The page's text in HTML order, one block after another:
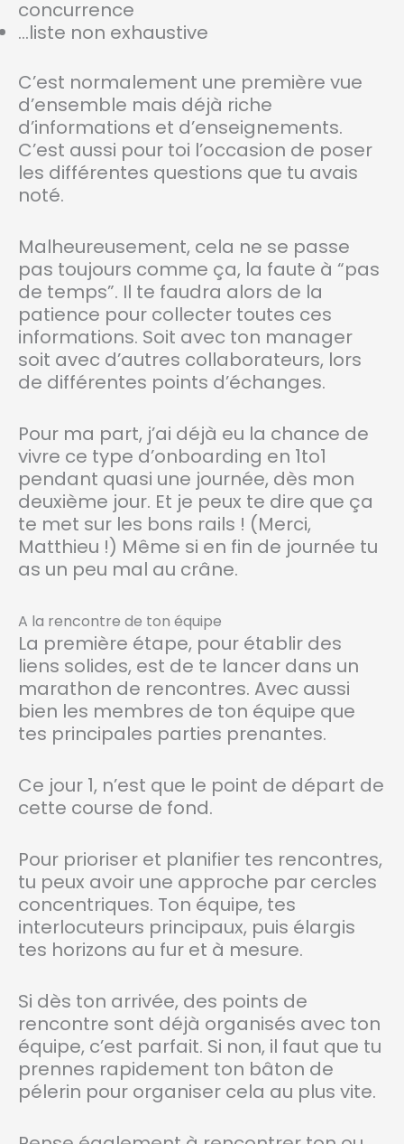
concurrence
…liste non exhaustive
C’est normalement une première vue
d’ensemble mais déjà riche
d’informations et d’enseignements.
C’est aussi pour toi l’occasion de poser
les différentes questions que tu avais
noté.
Malheureusement, cela ne se passe
pas toujours comme ça, la faute à “pas
de temps”. Il te faudra alors de la
patience pour collecter toutes ces
informations. Soit avec ton manager
soit avec d’autres collaborateurs, lors
de différentes points d’échanges.
Pour ma part, j’ai déjà eu la chance de
vivre ce type d’onboarding en 1to1
pendant quasi une journée, dès mon
deuxième jour. Et je peux te dire que ça
te met sur les bons rails ! (Merci,
Matthieu !) Même si en fin de journée tu
as un peu mal au crâne.
A la rencontre de ton équipe
La première étape, pour établir des
liens solides, est de te lancer dans un
marathon de rencontres. Avec aussi
bien les membres de ton équipe que
tes principales parties prenantes.
Ce jour 1, n’est que le point de départ de
cette course de fond.
Pour prioriser et planifier tes rencontres,
tu peux avoir une approche par cercles
concentriques. Ton équipe, tes
interlocuteurs principaux, puis élargis
tes horizons au fur et à mesure.
Si dès ton arrivée, des points de
rencontre sont déjà organisés avec ton
équipe, c’est parfait. Si non, il faut que tu
prennes rapidement ton bâton de
pélerin pour organiser cela au plus vite.